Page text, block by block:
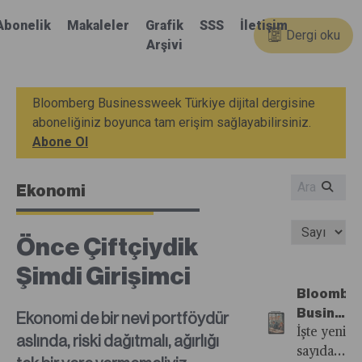
Makaleler
Grafik
Arşivi
SSS İletişim
Dergi oku
Bloomberg Businessweek Türkiye dijital dergisine
aboneliğiniz boyunca tam erişim sağlayabilirsiniz.
Abone Ol
Ekonomi
Önce Çiftçiydik
Şimdi Girişimci
Ekonomi de bir nevi portföydür
aslında, riski dağıtmalı, ağırlığı
35.
İşte yeni
sayıdan